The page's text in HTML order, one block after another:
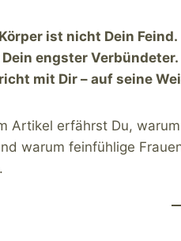
ist nicht Dein Feind.
Dein engster Verbündeter.
mit Dir – auf seine
Artikel erfährst Du,
warum feinfühlige